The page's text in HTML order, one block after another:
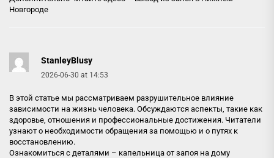
Новгороде
StanleyBlusy
2026-06-30 at 14:53
В этой статье мы рассматриваем разрушительное влияние
зависимости на жизнь человека. Обсуждаются аспекты, такие как
здоровье, отношения и профессиональные достижения. Читатели
узнают о необходимости обращения за помощью и о путях к
восстановлению.
Ознакомиться с деталями – капельница от запоя на дому